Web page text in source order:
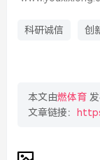
科研诚信 创
本文由燃体育
文章链接：